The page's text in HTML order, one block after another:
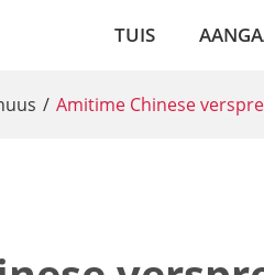
TUIS
Amitime Chinese